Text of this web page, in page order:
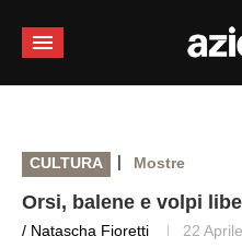
CULTURA | Mostre
Orsi, balene e volpi
/ Natascha Fioretti 22